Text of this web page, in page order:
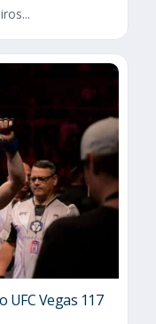
UFC Vegas 117